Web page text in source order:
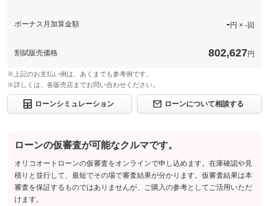
ボーナス月加算金額 -円 × -回
割賦販売価格 802,627円
※上記のお支払い例は、あくまでも参考例です。
※詳しくは、各販売店までお問い合わせください。
ローンシミュレーション ローンについて相談する
ローンの仮審査が可能なクルマです。
オリコオートローンの仮審査をオンラインで申し込めます。在庫確認や見
積りと並行して、最短でその場で審査結果が分かります。仮審査結果は本
審査を保証するものではありませんが、ご購入の参考としてご活用いただ
けます。